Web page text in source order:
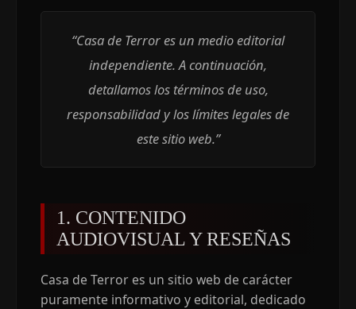
“Casa de Terror es un medio editorial
independiente. A continuación,
detallamos los términos de uso,
responsabilidad y los límites legales de
este sitio web.”
1. CONTENIDO
AUDIOVISUAL Y RESEÑAS
Casa de Terror es un sitio web de carácter
puramente informativo y editorial, dedicado